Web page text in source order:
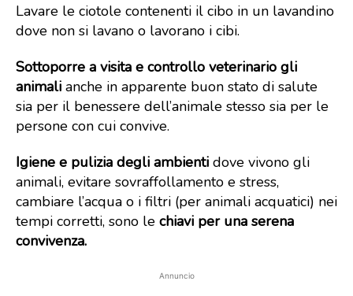
Lavare le ciotole contenenti il cibo in un lavandino
dove non si lavano o lavorano i cibi.
Sottoporre a visita e controllo veterinario gli
animali anche in apparente buon stato di salute
sia per il benessere dell’animale stesso sia per le
persone con cui convive.
Igiene e pulizia degli ambienti dove vivono gli
animali, evitare sovraffollamento e stress,
cambiare l’acqua o i filtri (per animali acquatici) nei
tempi corretti, sono le chiavi per una serena
convivenza.
Annuncio